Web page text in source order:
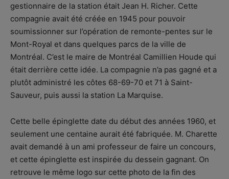
gestionnaire de la station était Jean H. Richer. Cette
compagnie avait été créée en 1945 pour pouvoir
soumissionner sur l’opération de remonte-pentes sur le
Mont-Royal et dans quelques parcs de la ville de
Montréal. C’est le maire de Montréal Camillien Houde qui
était derrière cette idée. La compagnie n’a pas gagné et a
plutôt administré les côtes 68-69-70 et 71 à Saint-
Sauveur, puis aussi la station La Marquise.
Cette belle épinglette date du début des années 1960, et
seulement une centaine aurait été fabriquée. M. Charette
avait demandé à un ami professeur de faire un concours,
et cette épinglette est inspirée du dessein gagnant. On
retrouve le même logo sur cette photo de la fin des